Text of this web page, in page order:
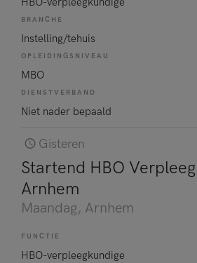
BRANCHE
Instelling/tehuis
OPLEIDINGSNIVEAU
MBO
DIENSTVERBAND
Niet nader bepaald
Gisteren
Startend HBO
Arnhem
Maandag, Arnhem
FUNCTIE
HBO-verpleegkundige